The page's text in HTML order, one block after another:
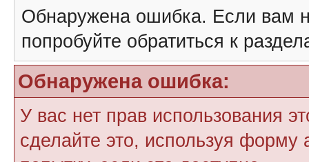
Обнаружена ошибка. Если вам
попробуйте обратиться к
Обнаружена ошибка:
У вас нет прав использования
сделайте это, используя форму